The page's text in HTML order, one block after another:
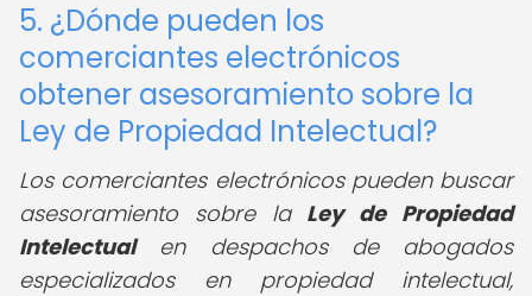
5. ¿Dónde pueden los
comerciantes electrónicos
obtener asesoramiento sobre la
Ley de Propiedad Intelectual?
Los comerciantes electrónicos pueden buscar
asesoramiento sobre la Ley de Propiedad
Intelectualen despachos de abogados
especializados en propiedad intelectual,